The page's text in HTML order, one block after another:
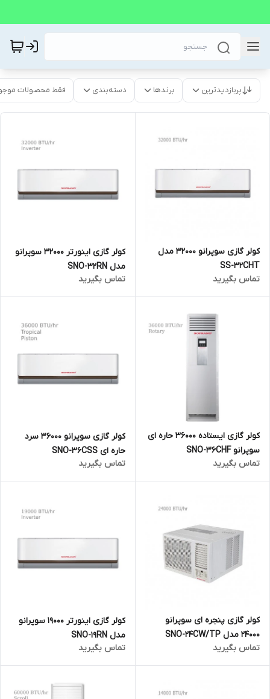
پربازدیدترین برندها دسته‌بندی فقط محصولات
کولر گازی سوپرانو 32000 مدل
SS-32CHT
تماس بگیرید
کولر گازی اینورتر 32000 سوپرانو
مدل SNO-32RN
تماس بگیرید
کولر گازی ایستاده 36000 حاره ای
سوپرانو SNO-36CHF
تماس بگیرید
کولر گازی سوپرانو 36000 سرد
حاره ای SNO-36CSS
تماس بگیرید
کولر گازی پنجره ای سوپرانو
24000 مدل SNO-24CW/TP
تماس بگیرید
کولر گازی اینورتر 19000 سوپرانو
مدل SNO-19RN
تماس بگیرید